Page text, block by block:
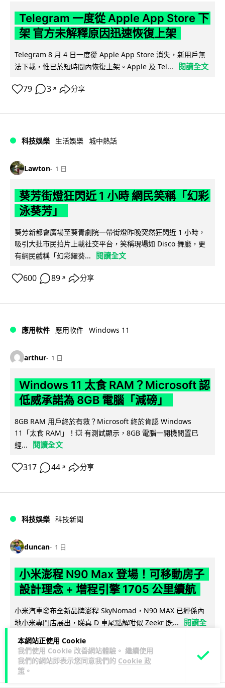
本網站正使用 Cookie
我們使用 Cookie 改善網站體驗。 繼續使用
我們的網站即表示您同意我們的 Cookie 政
策 。
Telegram 一度從 Apple App Store 下
架 官方未解釋原因迅速恢復上架
Telegram 8 月 4 日一度從 Apple App Store 消失，新用戶無
法下載，惟已於短時間內恢復上架。Apple 及 Tel...
閱讀全文
79 3 ↗ 分享
科技娛樂 生活娛樂 城中熱話
Lawton 1 日
葵芳街燈狂閃近 1 小時 網民笑稱「幻彩
泳葵芳」
葵芳新都會廣場至葵青劇院一帶街燈昨晚突然狂閃近 1 小時，
吸引大批市民拍片上載社交平台，笑稱現場如 Disco 舞廳，更
有網民戲稱「幻彩耀葵...
閱讀全文
600 89 ↗ 分享
應用軟件 應用軟件 Windows 11
arthur 1 日
Windows 11 太食 RAM？Microsoft 認
低威承諾為 8GB 電腦「減磅」
8GB RAM 用戶終於有救？Microsoft 終於肯認 Windows
11「太食 RAM」！💥 有測試顯示，8GB 電腦一開機閒置已
經...
閱讀全文
317 44 ↗ 分享
科技娛樂 科技新聞
duncan 1 日
小米澎程 N90 Max 登場！可移動房子
設計理念 + 增程引擎 1705 公里續航
小米汽車發布全新品牌澎程 SkyNomad，N90 MAX 已經係內
地小米專門店展出，睇真 D 車尾點解咁似 Zeekr 既...
閱讀全
文
18 1↗ 分享